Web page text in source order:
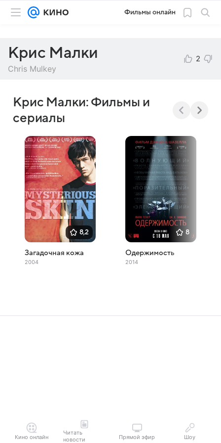
Фильмы онлайн
Крис Малки
Chris Mulkey
2
Крис Малки: Фильмы и
сериалы
8,2
Загадочная кожа
2004
8
Одержимость
2014
Кино онлайн
Читать
новости
Прямой эфир Шоу